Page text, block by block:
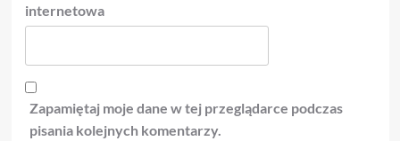
internetowa
Zapamiętaj moje dane w tej przeglądarce podczas
pisania kolejnych komentarzy.